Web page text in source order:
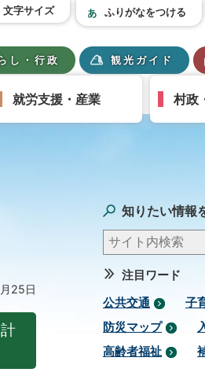
文字サイズ ふりがなをつける
し・行政 観光ガイド
就労支援・産業 村政
25日
知りたい情報
注目ワード
公共交通
子
防災マップ
高齢者福祉